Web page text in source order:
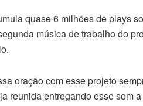
quase 6 milhões de plays
música de trabalho do
oração com esse projeto
reunida entregando esse som